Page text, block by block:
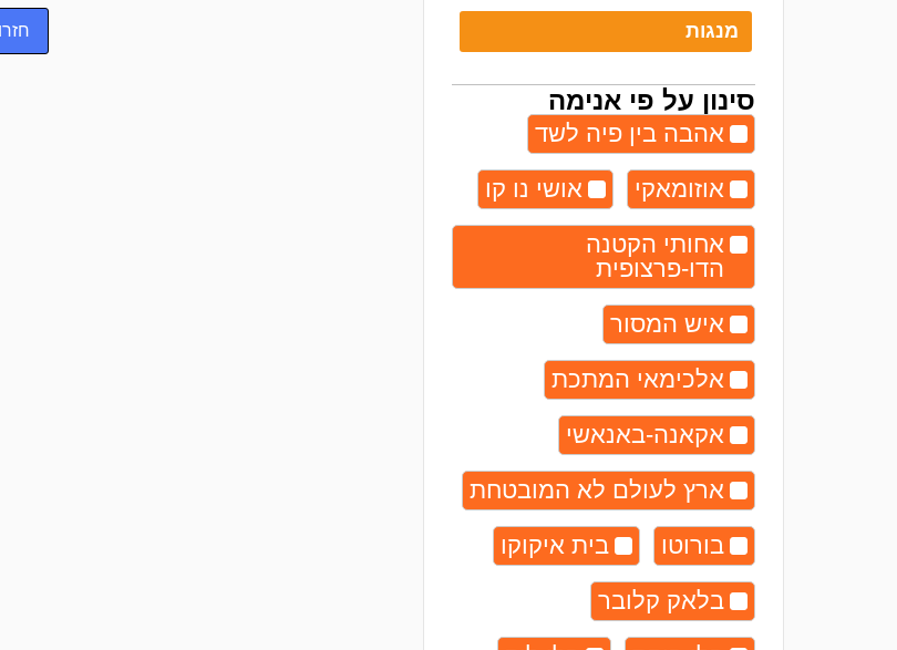
מנגות
סינון על פי אנימה
אהבה בין פיה לשד
אוזומאקי
אושי נו קו
אחותי הקטנה
הדו-פרצופית
איש המסור
אלכימאי המתכת
אקאנה-באנאשי
ארץ לעולם לא המובטחת
בורוטו
בית איקוקו
בלאק קלובר